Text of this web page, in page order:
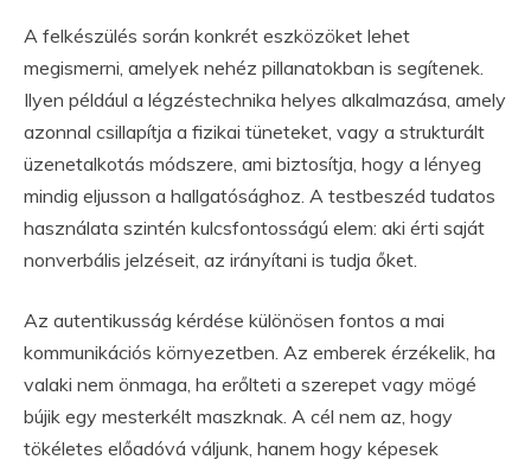
A felkészülés során konkrét eszközöket lehet
megismerni, amelyek nehéz pillanatokban is segítenek.
Ilyen például a légzéstechnika helyes alkalmazása, amely
azonnal csillapítja a fizikai tüneteket, vagy a strukturált
üzenetalkotás módszere, ami biztosítja, hogy a lényeg
mindig eljusson a hallgatósághoz. A testbeszéd tudatos
használata szintén kulcsfontosságú elem: aki érti saját
nonverbális jelzéseit, az irányítani is tudja őket.
Az autentikusság kérdése különösen fontos a mai
kommunikációs környezetben. Az emberek érzékelik, ha
valaki nem önmaga, ha erőlteti a szerepet vagy mögé
bújik egy mesterkélt maszknak. A cél nem az, hogy
tökéletes előadóvá váljunk, hanem hogy képesek